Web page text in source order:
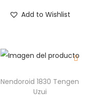
Add to Wishlist
Nendoroid 1830 Tengen
Uzui